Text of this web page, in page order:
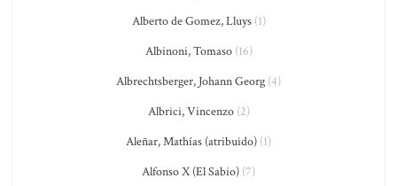
Alberto de Gomez, Lluys(1)
Albinoni, Tomaso(16)
Albrechtsberger, Johann Georg (4)
Albrici, Vincenzo(2)
Aleñar, Mathías (atribuido) (1)
Alfonso X (El Sabio) (7)